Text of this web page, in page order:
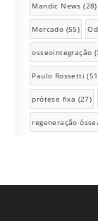
Mandic News (28)
Mercado (55)
osseointegração
Paulo Rossetti
prótese fixa (27)
regeneração